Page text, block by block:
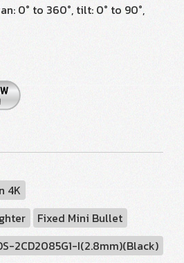
0° to 360°, tilt: 0° to 90°,
4K
Fixed Mini Bullet
2CD2085G1-I(2.8mm)(Black)